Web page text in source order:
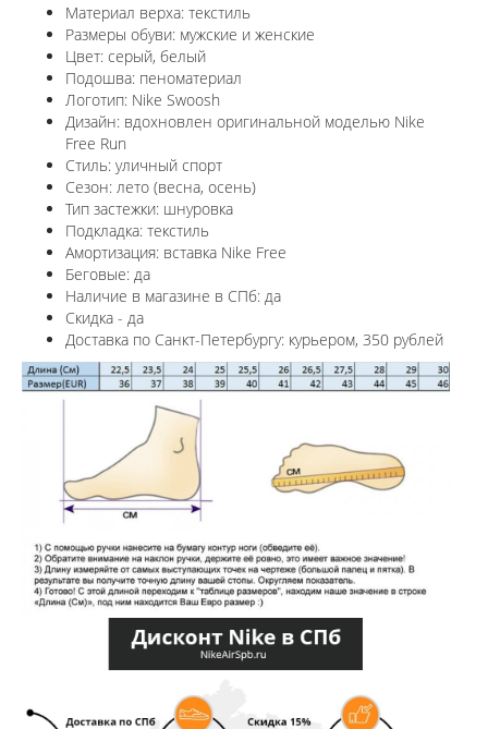
Материал верха: текстиль
Размеры обуви: мужские и женские
Цвет: серый, белый
Подошва: пеноматериал
Логотип: Nike Swoosh
Дизайн: вдохновлен оригинальной моделью Nike
Free Run
Стиль: уличный спорт
Сезон: лето (весна, осень)
Тип застежки: шнуровка
Подкладка: текстиль
Амортизация: вставка Nike Free
Беговые: да
Наличие в магазине в СПб: да
Скидка - да
Доставка по Санкт-Петербургу: курьером, 350 рублей